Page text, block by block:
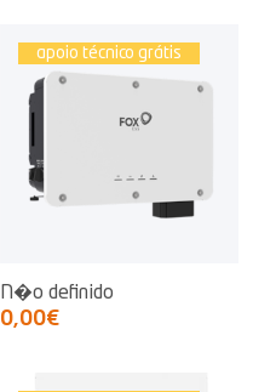
apoio técnico grátis
N�o definido
0,00€